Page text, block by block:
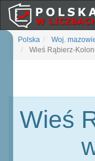
Polska Woj.
Wieś Rąbierz-
Wieś